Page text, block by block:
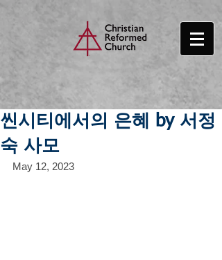
씬시티에서의 은혜 by 서정
숙 사모
May 12, 2023